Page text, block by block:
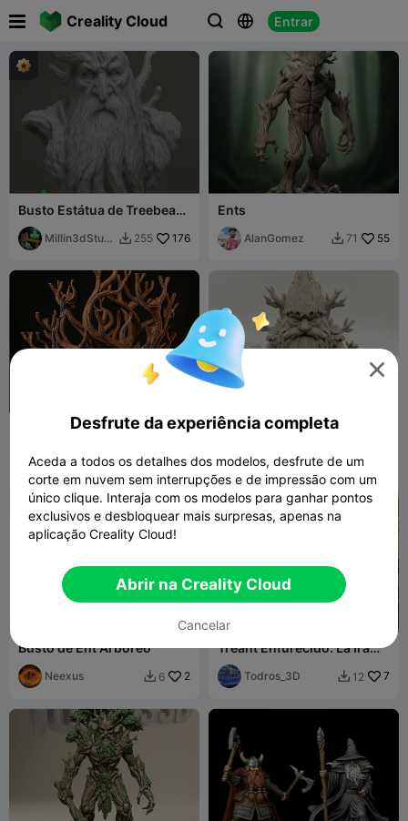
Creality Cloud   Entrar
 
Busto Estátua de Treebeard
de O Senhor dos Anéis Lotr
Ent Millin3dStudi  255 176
Ents
AlanGomez  71 55
Suporte de Joias Ent
de Acessórios do Espírito
da Natureza
Fluid Prints 1 12
Gnomo de Jardim Ent
Stigern  36
Busto de Ent Arbóreo
Neexus  6 2
Treant Enfurecido: La Ira
del Bosque
Todros_3D  12 7

Desfrute da experiência completa
Aceda a todos os detalhes dos modelos, desfrute de um
corte em nuvem sem interrupções e de impressão com um
único clique. Interaja com os modelos para ganhar pontos
exclusivos e desbloquear mais surpresas, apenas na
aplicação Creality Cloud!
Abrir na Creality Cloud
Cancelar